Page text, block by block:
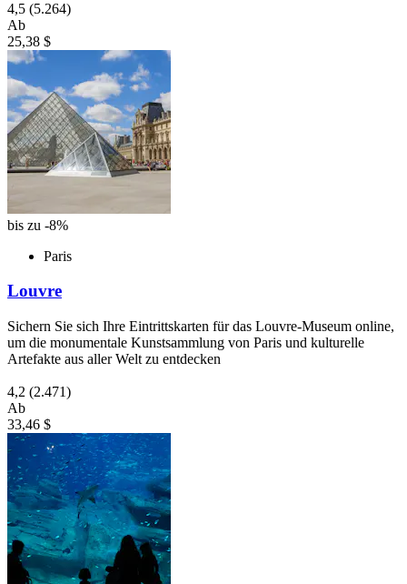
4,5 (5.264)
Ab
25,38 $
bis zu -8%
Paris
Louvre
Sichern Sie sich Ihre Eintrittskarten für das Louvre-Museum online,
um die monumentale Kunstsammlung von Paris und kulturelle
Artefakte aus aller Welt zu entdecken
4,2 (2.471)
Ab
33,46 $